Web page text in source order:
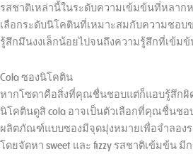
รสชาติเหล่านี้ในระดับความเข้มข้นที่หลาก
เลือกระดับนิโคตินที่เหมาะสมกับความชอบ
รู้สึกมึนงงเล็กน้อยไปจนถึงความรู้สึกที่เข้ม
Cola ซองนิโคติน
หากโซดาคือสิ่งที่คุณชื่นชอบแต่ก็แอบรู้สึกผิ
นิโคตินดูสิ cola อาจเป็นตัวเลือกที่คุณชื่นชอบ
ผลิตภัณฑ์แบบซองมีจุดมุ่งหมายเพื่อจำลอง
โดยจัดหา sweet และ fizzy รสชาติเข้มข้น มี